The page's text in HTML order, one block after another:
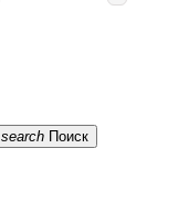
search Поиск